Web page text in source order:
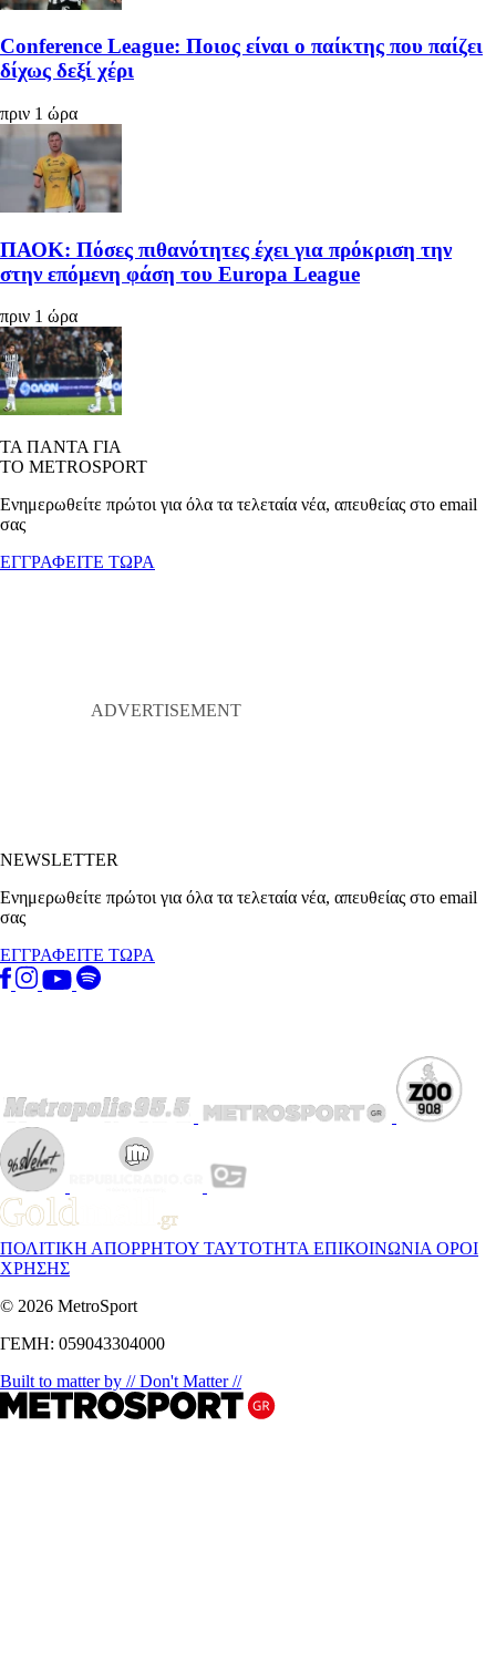
Conference League: Ποιος είναι ο παίκτης που παίζει
δίχως δεξί χέρι
πριν 1 ώρα
ΠΑΟΚ: Πόσες πιθανότητες έχει για πρόκριση την
στην επόμενη φάση του Europa League
πριν 1 ώρα
ΤΑ ΠΑΝΤΑ ΓΙΑ
ΤΟ METROSPORT
Ενημερωθείτε πρώτοι για όλα τα τελεταία νέα, απευθείας στο email
σας
ΕΓΓΡΑΦΕΙΤΕ ΤΩΡΑ
NEWSLETTER
Ενημερωθείτε πρώτοι για όλα τα τελεταία νέα, απευθείας στο email
σας
ΕΓΓΡΑΦΕΙΤΕ ΤΩΡΑ
ΠΟΛΙΤΙΚΗ ΑΠΟΡΡΗΤΟΥ ΤΑΥΤΟΤΗΤΑ ΕΠΙΚΟΙΝΩΝΙΑ ΟΡΟΙ
ΧΡΗΣΗΣ
© 2026 MetroSport
ΓΕΜΗ: 059043304000
Built to matter by // Don't Matter //